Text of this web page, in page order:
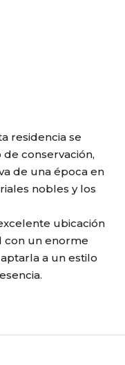
residencia se
conservación,
de una época en
nobles y los
ubicación
con un enorme
a un estilo